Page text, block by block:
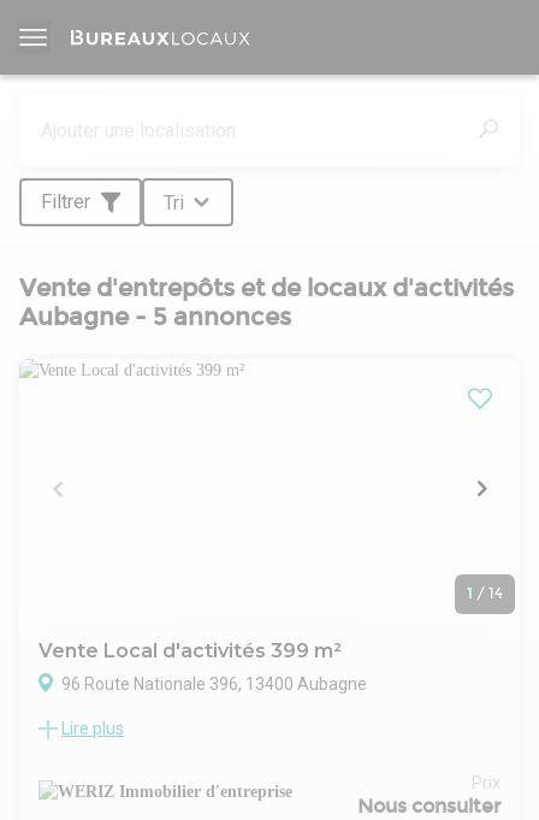
Filtrer Tri
Vente d'entrepôts et de locaux d'activités
Aubagne - 5 annonces
1 / 14
Vente Local d'activités 399 m²
96 Route Nationale 396, 13400 Aubagne
WERIZ, acteur indépendant et local du marché immobilier
propose à la vente un entrepôt de 586 m² à Aubagne, non
divisible. Ce bien se distingue par sa charpente métallique, sa
Lire plus
Prix
Nous consulter